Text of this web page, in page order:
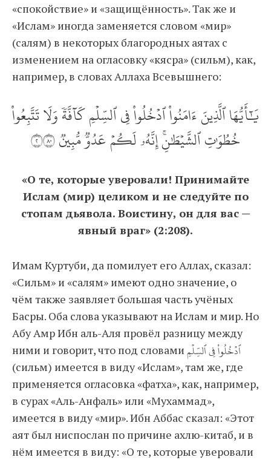
«спокойствие» и «защищённость». Так же и
«Ислам» иногда заменяется словом «мир»
(салям) в некоторых благородных аятах с
изменением на огласовку «кясра» (сильм), как,
например, в словах Аллаха Всевышнего:
يَٰٓأَيُّهَا ٱلَّذِينَ ءَامَنُواْ ٱدۡخُلُواْ فِي ٱلسِّلۡمِ كَآفَّةٗ وَلَا تَتَّبِعُواْ
خُطُوَٰتِ ٱلشَّيۡطَٰنِۚ إِنَّهُۥ لَكُمۡ عَدُوّٞ مُّبِينٞ ٢٠٨
«О те, которые уверовали! Принимайте
Ислам (мир) целиком и не следуйте по
стопам дьявола. Воистину, он для вас —
явный враг» (2:208).
Имам Куртуби, да помилует его Аллах, сказал:
«Сильм» и «салям» имеют одно значение, о
чём также заявляет большая часть учёных
Басры. Оба слова указывают на Ислам и мир. Но
Абу Амр Ибн аль-Аля провёл разницу между
ними и говорит, что под словами ٱدۡخُلُواْ فِي ٱلسِّلۡمِ
(сильм) имеется в виду «Ислам», там же, где
применяется огласовка «фатха», как, например,
в сурах «Аль-Анфаль» или «Мухаммад»,
имеется в виду «мир». Ибн Аббас сказал: «Этот
аят был ниспослан по причине ахлю-китаб, и в
нём имеется в виду: «О те, которые уверовали